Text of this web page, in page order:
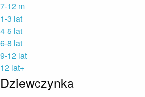
7-12 m
1-3 lat
4-5 lat
6-8 lat
9-12 lat
12 lat+
Dziewczynka